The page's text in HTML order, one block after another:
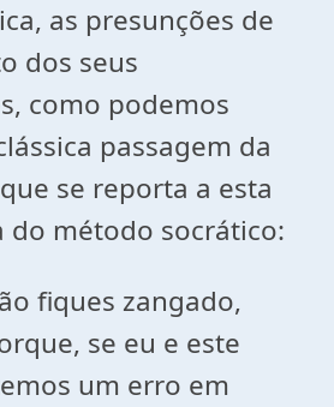
as presunções de
dos seus
como podemos
passagem da
que se reporta a esta
do método socrático:
fiques zangado,
se eu e este
um erro em